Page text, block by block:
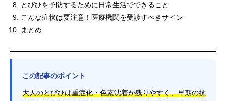
とびひを予防するために日常生活でできること
こんな症状は要注意！医療機関を受診すべきサイン
まとめ
この記事のポイント
大人のとびひは重症化・色素沈着が残りやすく、早期の抗